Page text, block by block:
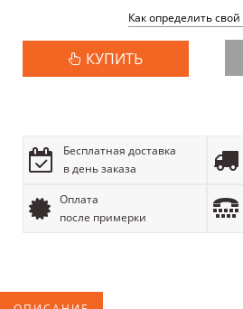
Как определить
КУПИТЬ
Бесплатная доставка
в день заказа
Оплата
после примерки